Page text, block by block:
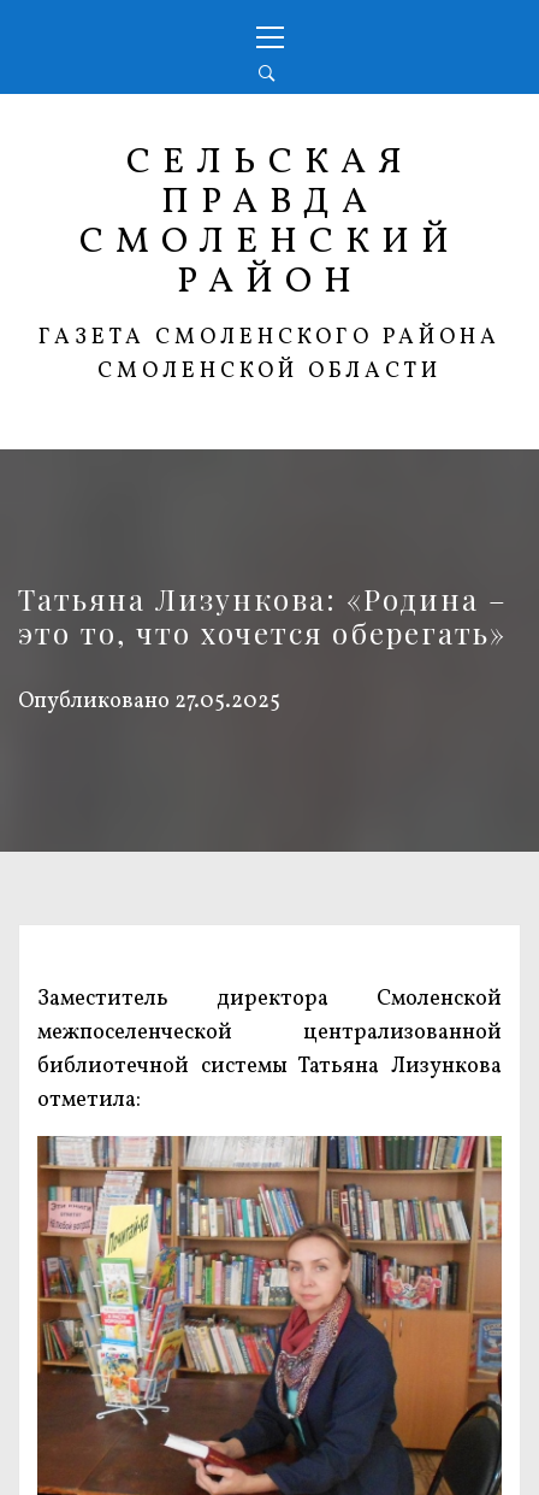
меню
СЕЛЬСКАЯ
ПРАВДА
СМОЛЕНСКИЙ
РАЙОН
ГАЗЕТА СМОЛЕНСКОГО РАЙОНА
СМОЛЕНСКОЙ ОБЛАСТИ
Татьяна Лизункова: «Родина –
это то, что хочется оберегать»
Опубликовано 27.05.2025
Заместитель директора Смоленской
межпоселенческой централизованной
библиотечной системы Татьяна Лизункова
отметила: